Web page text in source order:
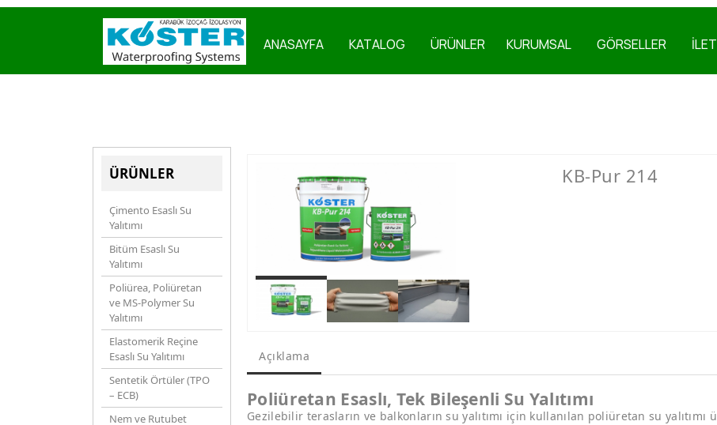
ÜRÜNLER
Çimento Esaslı Su
Yalıtımı
Bitüm Esaslı Su
Yalıtımı
Poliürea, Poliüretan
ve MS-Polymer Su
Yalıtımı
Elastomerik Reçine
Esaslı Su Yalıtımı
Sentetik Örtüler (TPO
– ECB)
Nem ve Rutubet
KB-Pur 214
Açıklama
Poliüretan Esaslı, Tek Bileşenli Su Yalıtımı
Gezilebilir terasların ve balkonların su yalıtımı için kullanılan poliüretan su yalıtımı
ANASAYFA KATALOG ÜRÜNLER KURUMSAL GÖRSELLER